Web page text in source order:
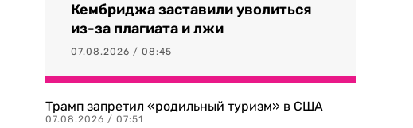
Кембриджа заставили уволиться
из-за плагиата и лжи
07.08.2026 / 08:45
Трамп запретил «родильный туризм» в США
07.08.2026 / 07:51